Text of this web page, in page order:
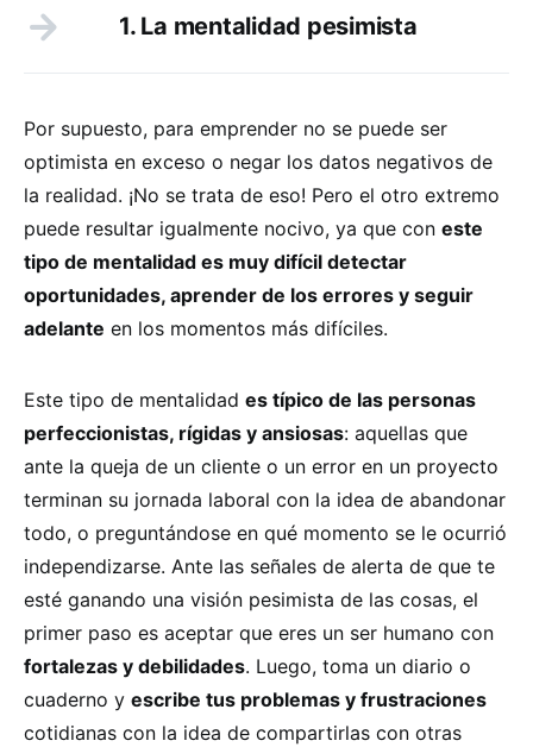
1. La mentalidad pesimista
Por supuesto, para emprender no se puede ser
optimista en exceso o negar los datos negativos de
la realidad. ¡No se trata de eso! Pero el otro extremo
puede resultar igualmente nocivo, ya que con este
tipo de mentalidad es muy difícil detectar
oportunidades, aprender de los errores y seguir
adelante en los momentos más difíciles.
Este tipo de mentalidad es típico de las personas
perfeccionistas, rígidas y ansiosas: aquellas que
ante la queja de un cliente o un error en un proyecto
terminan su jornada laboral con la idea de abandonar
todo, o preguntándose en qué momento se le ocurrió
independizarse. Ante las señales de alerta de que te
esté ganando una visión pesimista de las cosas, el
primer paso es aceptar que eres un ser humano con
fortalezas y debilidades. Luego, toma un diario o
cuaderno y escribe tus problemas y frustraciones
cotidianas con la idea de compartirlas con otras